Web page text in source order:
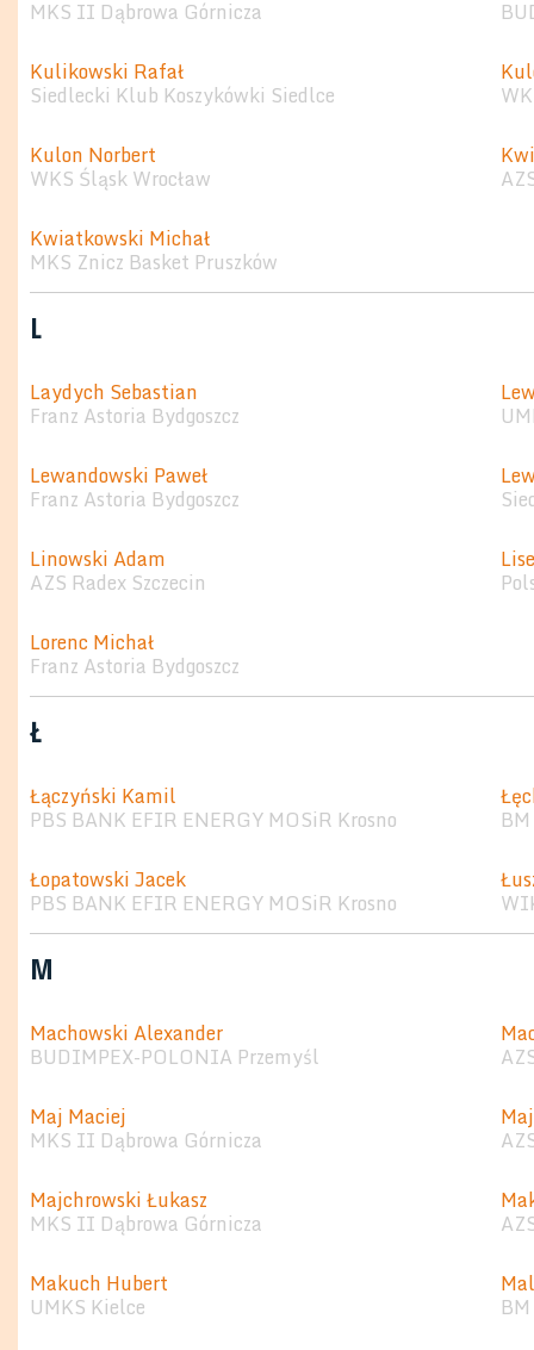
MKS II Dąbrowa Górnicza
Kulikowski Rafał
Siedlecki Klub Koszykówki Siedlce
Kulon Norbert
WKS Śląsk Wrocław
Kwiatkowski Michał
MKS Znicz Basket Pruszków
L
Laydych Sebastian
Franz Astoria Bydgoszcz
Lewandowski Paweł
Franz Astoria Bydgoszcz
Linowski Adam
AZS Radex Szczecin
Lorenc Michał
Franz Astoria Bydgoszcz
Ł
Łączyński Kamil
PBS BANK EFIR ENERGY MOSiR Krosno
Łopatowski Jacek
PBS BANK EFIR ENERGY MOSiR Krosno
M
Machowski Alexander
BUDIMPEX-POLONIA Przemyśl
Maj Maciej
MKS II Dąbrowa Górnicza
Majchrowski Łukasz
MKS II Dąbrowa Górnicza
Makuch Hubert
UMKS Kielce